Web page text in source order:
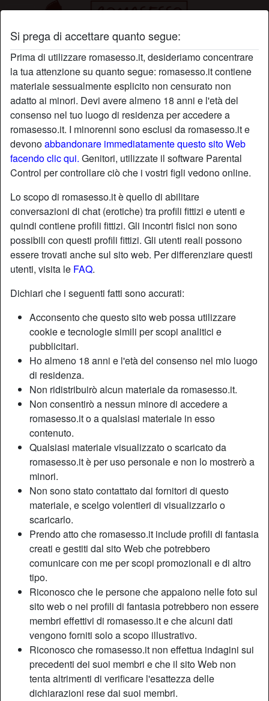
Si prega di accettare quanto segue:
Prima di utilizzare romasesso.it, desideriamo concentrare
la tua attenzione su quanto segue: romasesso.it contiene
materiale sessualmente esplicito non censurato non
adatto ai minori. Devi avere almeno 18 anni e l'età del
consenso nel tuo luogo di residenza per accedere a
romasesso.it. I minorenni sono esclusi da romasesso.it e
devonoabbandonare immediatamente questo sito Web
facendo clic qui. Genitori, utilizzate il software Parental
Control per controllare ciò che i vostri figli vedono online.
Lo scopo di romasesso.it è quello di abilitare
conversazioni di chat (erotiche) tra profili fittizi e utenti e
quindi contiene profili fittizi. Gli incontri fisici non sono
possibili con questi profili fittizi. Gli utenti reali possono
essere trovati anche sul sito web. Per differenziare questi
utenti, visita le FAQ.
Dichiari che i seguenti fatti sono accurati:
Acconsento che questo sito web possa utilizzare
cookie e tecnologie simili per scopi analitici e
pubblicitari.
Ho almeno 18 anni e l'età del consenso nel mio luogo
di residenza.
Non ridistribuirò alcun materiale da romasesso.it.
Non consentirò a nessun minore di accedere a
romasesso.it o a qualsiasi materiale in esso
contenuto.
Qualsiasi materiale visualizzato o scaricato da
romasesso.it è per uso personale e non lo mostrerò a
minori.
Non sono stato contattato dai fornitori di questo
materiale, e scelgo volentieri di visualizzarlo o
scaricarlo.
Prendo atto che romasesso.it include profili di fantasia
creati e gestiti dal sito Web che potrebbero
comunicare con me per scopi promozionali e di altro
tipo.
Riconosco che le persone che appaiono nelle foto sul
sito web o nei profili di fantasia potrebbero non essere
membri effettivi di romasesso.it e che alcuni dati
vengono forniti solo a scopo illustrativo.
Riconosco che romasesso.it non effettua indagini sui
precedenti dei suoi membri e che il sito Web non
tenta altrimenti di verificare l'esattezza delle
dichiarazioni rese dai suoi membri.
Profilo di Formona
starAggiungi chatChatta adesso
Nickname:
Età:
28
Paese:
Italia
Provincia:
Roma
Sesso:
Donna
Sessualità:
Etero
Colore dei capelli:
Bionde
Altezza: